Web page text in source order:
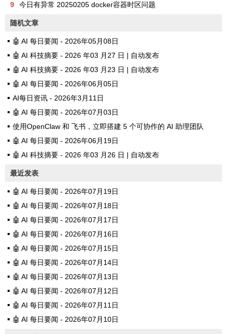
9
今日有异常 20250205 docker容器时区问题
随机文章
🤖 AI 每日要闻 - 2026年05月08日
🤖 AI 科技摘要 - 2026 年03 月27 日 | 自动发布
🤖 AI 科技摘要 - 2026 年03 月23 日 | 自动发布
🤖 AI 每日要闻 - 2026年06月05日
AI每日资讯 - 2026年3月11日
🤖 AI 每日要闻 - 2026年07月03日
使用OpenClaw 和 飞书，立即搭建 5 个可协作的 AI 助理团队
🤖 AI 每日要闻 - 2026年06月19日
🤖 AI 科技摘要 - 2026 年03 月26 日 | 自动发布
最近发表
🤖 AI 每日要闻 - 2026年07月19日
🤖 AI 每日要闻 - 2026年07月18日
🤖 AI 每日要闻 - 2026年07月17日
🤖 AI 每日要闻 - 2026年07月16日
🤖 AI 每日要闻 - 2026年07月15日
🤖 AI 每日要闻 - 2026年07月14日
🤖 AI 每日要闻 - 2026年07月13日
🤖 AI 每日要闻 - 2026年07月12日
🤖 AI 每日要闻 - 2026年07月11日
🤖 AI 每日要闻 - 2026年07月10日